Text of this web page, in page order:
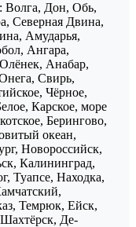
Волга, Дон, Обь,
Северная Двина,
Амударья,
Ангара,
Анабар,
Свирь,
Чёрное,
Карское, море
Берингово,
океан,
Новороссийск,
Калининград,
Туапсе, Находка,
Темрюк, Ейск,
Де-